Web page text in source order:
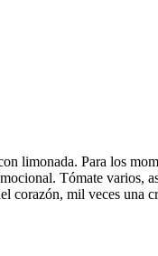
Para los
Tómate varios,
corazón, mil veces una